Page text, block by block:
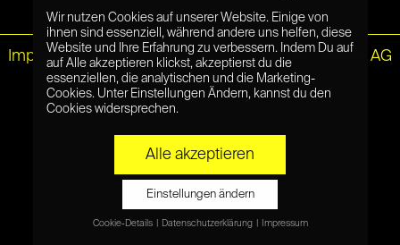
Impressum|Datenschutz © Netzpiloten AG
Wir nutzen Cookies auf unserer Website. Einige von
ihnen sind essenziell, während andere uns helfen, diese
Website und Ihre Erfahrung zu verbessern. Indem Du auf
auf Alle akzeptieren klickst, akzeptierst du die
essenziellen, die analytischen und die Marketing-
Cookies. Unter Einstellungen Ändern, kannst du den
Cookies widersprechen.
Alle akzeptieren
Einstellungen ändern
Cookie-Details Datenschutzerklärung Impressum